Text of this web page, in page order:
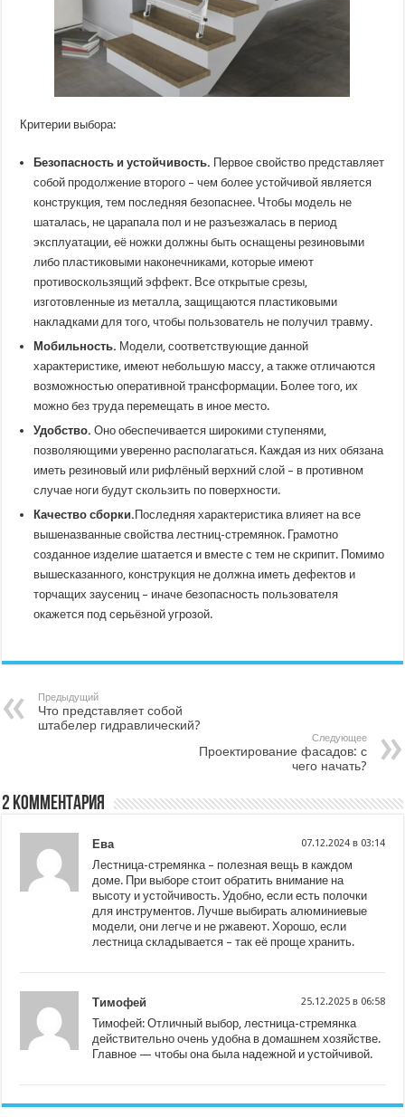
Критерии выбора:
Безопасность и устойчивость. Первое свойство представляет
собой продолжение второго – чем более устойчивой является
конструкция, тем последняя безопаснее. Чтобы модель не
шаталась, не царапала пол и не разъезжалась в период
эксплуатации, её ножки должны быть оснащены резиновыми
либо пластиковыми наконечниками, которые имеют
противоскользящий эффект. Все открытые срезы,
изготовленные из металла, защищаются пластиковыми
накладками для того, чтобы пользователь не получил травму.
Мобильность. Модели, соответствующие данной
характеристике, имеют небольшую массу, а также отличаются
возможностью оперативной трансформации. Более того, их
можно без труда перемещать в иное место.
Удобство. Оно обеспечивается широкими ступенями,
позволяющими уверенно располагаться. Каждая из них обязана
иметь резиновый или рифлёный верхний слой – в противном
случае ноги будут скользить по поверхности.
Качество сборки. Последняя характеристика влияет на все
вышеназванные свойства лестниц-стремянок. Грамотно
созданное изделие шатается и вместе с тем не скрипит. Помимо
вышесказанного, конструкция не должна иметь дефектов и
торчащих заусениц – иначе безопасность пользователя
окажется под серьёзной угрозой.
Предыдущий
Что представляет собой
штабелер гидравлический?
Следующее
Проектирование фасадов: с
чего начать?
2 комментария
Ева 07.12.2024 в 03:14
Лестница-стремянка – полезная вещь в каждом
доме. При выборе стоит обратить внимание на
высоту и устойчивость. Удобно, если есть полочки
для инструментов. Лучше выбирать алюминиевые
модели, они легче и не ржавеют. Хорошо, если
лестница складывается – так её проще хранить.
Тимофей 25.12.2025 в 06:58
Тимофей: Отличный выбор, лестница-стремянка
действительно очень удобна в домашнем хозяйстве.
Главное — чтобы она была надежной и устойчивой.